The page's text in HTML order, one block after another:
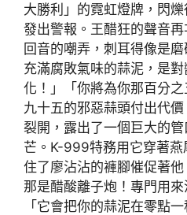
大勝利」的霓虹燈牌，閃
發出警報。王醋狂的聲音
回音的嘲弄，刺耳得像是
充滿腐敗氣味的蒜泥，是
化！」「你將為你那百分
九十五的邪惡蒜頭付出代
裂開，露出了一個巨大的
芒。K-999特務用它穿著
住了廖沾沾的褲腳催促著他
那是醋酸離子炮！專門用來
「它會把你的蒜泥在零點